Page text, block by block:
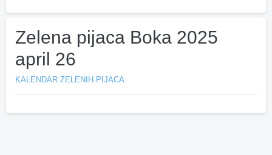
Zelena pijaca Boka 2025
april 26
KALENDAR ZELENIH PIJACA